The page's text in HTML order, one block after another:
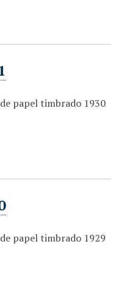
papel timbrado 1930
papel timbrado 1929